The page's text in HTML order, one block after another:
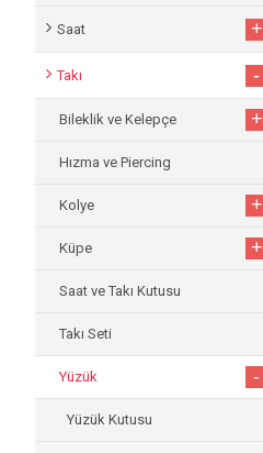
Saat +
Takı -
Bileklik ve Kelepçe +
Hızma ve Piercing
Kolye +
Küpe +
Saat ve Takı Kutusu
Takı Seti
Yüzük -
Yüzük Kutusu